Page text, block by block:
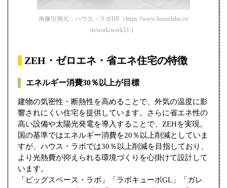
画像引用元：ハウス・ラボHP（https://www.houselabo.co
m/work/work51/）
ZEH・ゼロエネ・省エネ住宅の特徴
エネルギー消費30％以上が目標
建物の気密性・断熱性を高めることで、外気の温度に影
響されにくい住宅を提供しています。さらに省エネ性の
高い設備や太陽光発電を導入することで、ZEHを実現。
国の基準ではエネルギー消費を20％以上削減としていま
すが、ハウス・ラボでは30％以上削減を目指しており、
より光熱費が抑えられる環境づくりを心掛けて設計して
います。
「ビッグスペース・ラボ」「ラボキューボGL」「ガレ